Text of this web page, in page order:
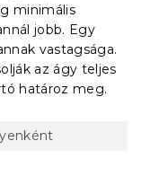
minimális
jobb. Egy
vastagsága.
az ágy teljes
határoz meg.